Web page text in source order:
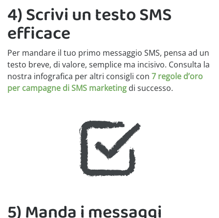
4) Scrivi un testo SMS
efficace
Per mandare il tuo primo messaggio SMS, pensa ad un
testo breve, di valore, semplice ma incisivo. Consulta la
nostra infografica per altri consigli con 7 regole d’oro
per campagne di SMS marketing di successo.